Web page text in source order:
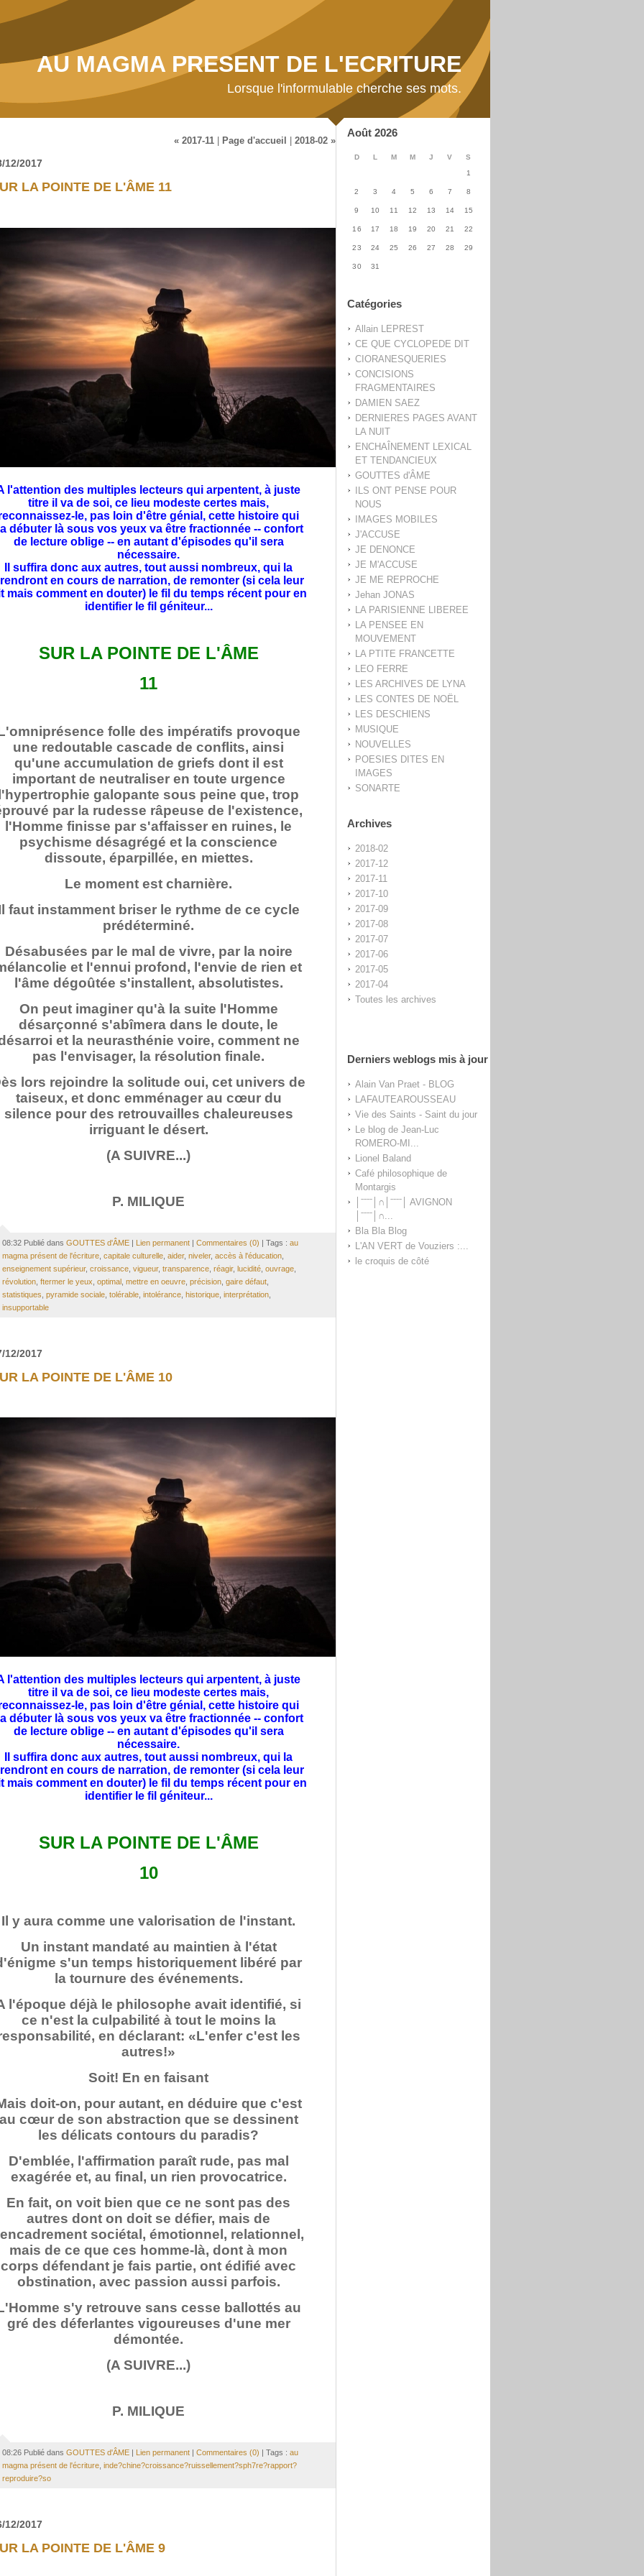
AU MAGMA PRESENT DE L'ECRITURE
Lorsque l'informulable cherche ses mots.
Août 2026
D L M M J V
S
1
2 3 4 5 6 7 8
9 10 11 12 13 14 15
16 17 18 19 20 21 22
23 24 25 26 27 28 29
30 31
Catégories
Allain LEPREST
CE QUE CYCLOPEDE DIT
CIORANESQUERIES
CONCISIONS
FRAGMENTAIRES
DAMIEN SAEZ
DERNIERES PAGES AVANT
LA NUIT
ENCHAÎNEMENT LEXICAL
ET TENDANCIEUX
GOUTTES d'ÂME
ILS ONT PENSE POUR
NOUS
IMAGES MOBILES
J'ACCUSE
JE DENONCE
JE M'ACCUSE
JE ME REPROCHE
Jehan JONAS
LA PARISIENNE LIBEREE
LA PENSEE EN
MOUVEMENT
LA PTITE FRANCETTE
LEO FERRE
LES ARCHIVES DE LYNA
LES CONTES DE NOËL
LES DESCHIENS
MUSIQUE
NOUVELLES
POESIES DITES EN
IMAGES
SONARTE
Archives
2018-02
2017-12
2017-11
2017-10
2017-09
2017-08
2017-07
2017-06
2017-05
2017-04
Toutes les archives
Derniers weblogs mis à jour
Alain Van Praet - BLOG
LAFAUTEAROUSSEAU
Vie des Saints - Saint du jour
Le blog de Jean-Luc
ROMERO-MI...
Lionel Baland
Café philosophique de
Montargis
│ˉˉˉˉ│∩│ˉˉˉˉ│ AVIGNON
│ˉˉˉˉ│∩...
Bla Bla Blog
L'AN VERT de Vouziers :...
le croquis de côté
« 2017-11| Page d'accueil 2018-02 »
12/2017
LA POINTE DE L'ÂME 11
l'attention des multiples lecteurs qui arpentent, à juste
titre il va de soi, ce lieu modeste certes mais,
le, pas loin d'être génial, cette histoire qui
débuter là sous vos yeux va être fractionnée -- confort
de lecture oblige -- en autant d'épisodes qu'il sera
nécessaire.
Il suffira donc aux autres, tout aussi nombreux, qui la
en cours de narration, de remonter (si cela leur
mais comment en douter) le fil du temps récent pour en
identifier le fil géniteur...
SUR LA POINTE DE L'ÂME
11
folle des impératifs provoque
une redoutable cascade de conflits, ainsi
qu'une accumulation de griefs dont il est
important de neutraliser en toute urgence
galopante sous peine que, trop
par la rudesse râpeuse de l'existence,
l'Homme finisse par s'affaisser en ruines, le
psychisme désagrégé et la conscience
dissoute, éparpillée, en miettes.
Le moment est charnière.
faut instamment briser le rythme de ce cycle
prédéterminé.
Désabusées par le mal de vivre, par la noire
et l'ennui profond, l'envie de rien et
l'âme dégoûtée s'installent, absolutistes.
On peut imaginer qu'à la suite l'Homme
désarçonné s'abîmera dans le doute, le
et la neurasthénie voire, comment ne
pas l'envisager, la résolution finale.
lors rejoindre la solitude oui, cet univers de
taiseux, et donc emménager au cœur du
silence pour des retrouvailles chaleureuses
irriguant le désert.
(A SUIVRE...)
P. MILIQUE
08:32 Publié dans GOUTTES d'ÂME| Lien permanent| Commentaires (0) | Tags : au
magma présent de l'écriture, capitale culturelle, aider, niveler, accès à l'éducation,
enseignement supérieur, croissance, vigueur, transparence, réagir, lucidité, ouvrage,
révolution, ftermer le yeux optimal, mettre en oeuvre, précision, gaire défaut,
statistiques pyramide sociale, tolérable, intolérance, historique, interprétation,
insupportable
12/2017
LA POINTE DE L'ÂME 10
l'attention des multiples lecteurs qui arpentent, à juste
titre il va de soi, ce lieu modeste certes mais,
le, pas loin d'être génial, cette histoire qui
débuter là sous vos yeux va être fractionnée -- confort
de lecture oblige -- en autant d'épisodes qu'il sera
nécessaire.
Il suffira donc aux autres, tout aussi nombreux, qui la
en cours de narration, de remonter (si cela leur
mais comment en douter) le fil du temps récent pour en
identifier le fil géniteur...
SUR LA POINTE DE L'ÂME
10
Il y aura comme une valorisation de l'instant.
Un instant mandaté au maintien à l'état
s'un temps historiquement libéré par
la tournure des événements.
l'époque déjà le philosophe avait identifié, si
ce n'est la culpabilité à tout le moins la
en déclarant: «L'enfer c'est les
autres!»
Soit! En en faisant
doit-on, pour autant, en déduire que c'est
cœur de son abstraction que se dessinent
les délicats contours du paradis?
D'emblée, l'affirmation paraît rude, pas mal
exagérée et, au final, un rien provocatrice.
En fait, on voit bien que ce ne sont pas des
autres dont on doit se défier, mais de
sociétal, émotionnel, relationnel,
mais de ce que ces homme-là, dont à mon
corps défendant je fais partie, ont édifié avec
obstination, avec passion aussi parfois.
s'y retrouve sans cesse ballottés au
gré des déferlantes vigoureuses d'une mer
démontée.
(A SUIVRE...)
P. MILIQUE
08:26 Publié dans GOUTTES d'ÂME| Lien permanent| Commentaires (0) | Tags : au
magma présent de l'écriture, inde?chine?croissance?ruissellement?sph7re?rapport?
reproduire?so
12/2017
LA POINTE DE L'ÂME 9